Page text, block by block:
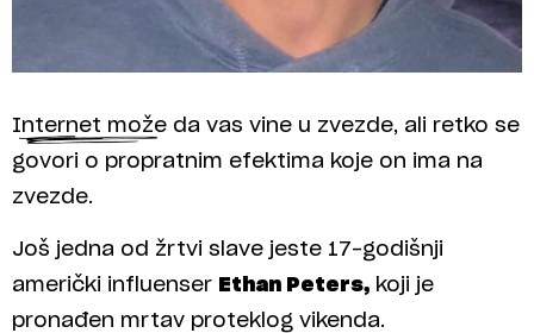
Internet može da vas vine u zvezde, ali retko se
govori o propratnim efektima koje on ima na
zvezde.
Još jedna od žrtvi slave jeste 17-godišnji
američki influenser Ethan Peters, koji je
pronađen mrtav proteklog vikenda.